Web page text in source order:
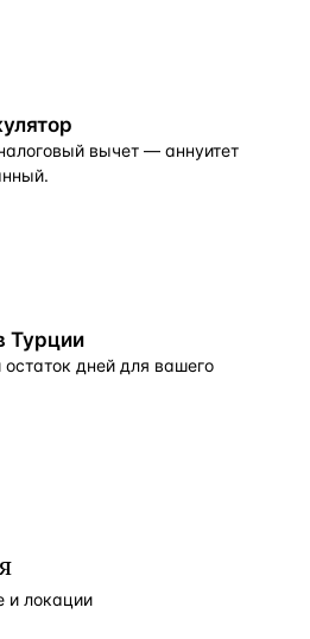
вычет — аннуитет
Турции
дней для вашего
и локации